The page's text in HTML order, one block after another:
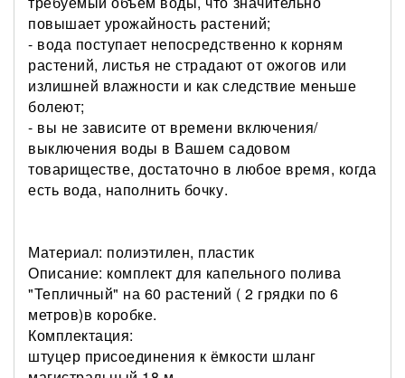
повышает урожайность растений;
- вода поступает непосредственно к корням
растений, листья не страдают от ожогов или
излишней влажности и как следствие меньше
болеют;
- вы не зависите от времени включения/
выключения воды в Вашем садовом
товариществе, достаточно в любое время, когда
есть вода, наполнить бочку.
Материал: полиэтилен, пластик
Описание: комплект для капельного полива
"Тепличный" на 60 растений ( 2 грядки по 6
метров)в коробке.
Комплектация:
штуцер присоединения к ёмкости шланг